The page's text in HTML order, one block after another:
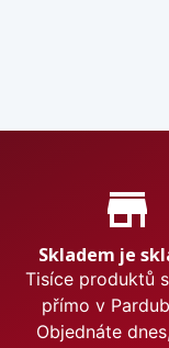
Proč store_mall_directory
Skladem je
Tisíce produktů
přímo v
Objednáte